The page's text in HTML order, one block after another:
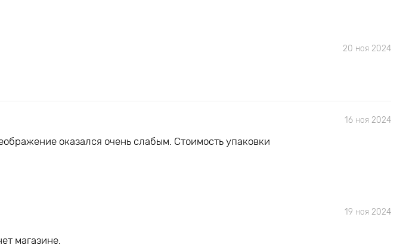
20 ноя 2024
16 ноя 2024
оказался очень слабым. Стоимость упаковки
19 ноя 2024
магазине.